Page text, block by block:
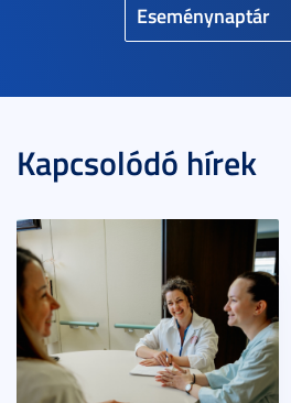
Eseménynaptár
Kapcsolódó hírek